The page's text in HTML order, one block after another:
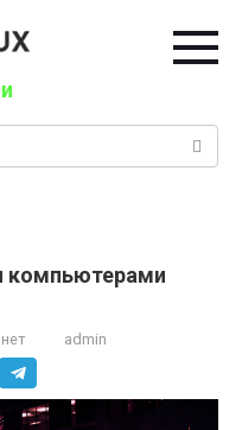
компьютерами
admin